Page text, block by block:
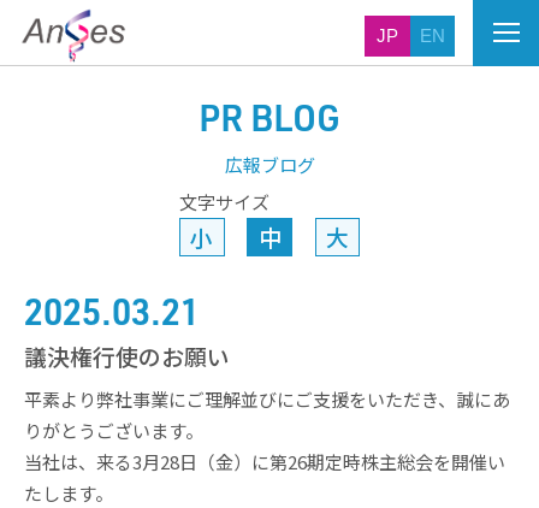
JP EN
PR BLOG
広報ブログ
文字サイズ
小 中 大
2025.03.21
議決権行使のお願い
平素より弊社事業にご理解並びにご支援をいただき、誠にあ
りがとうございます。
当社は、来る3月28日（金）に第26期定時株主総会を開催い
たします。